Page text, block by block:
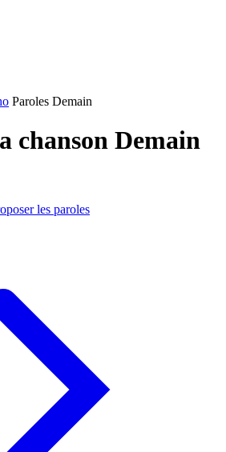
Paroles Demain
chanson Demain
les paroles